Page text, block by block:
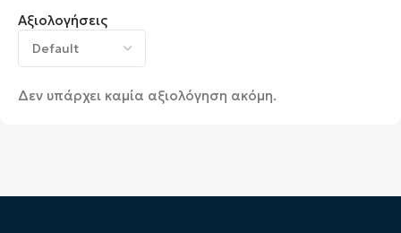
Αξιολογήσεις
Δεν υπάρχει καμία αξιολόγηση ακόμη.